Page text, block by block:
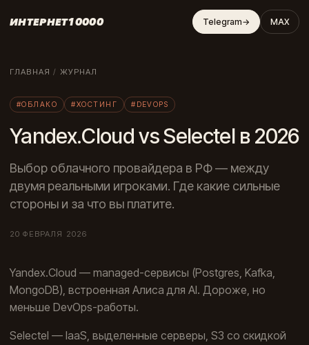
ИНТЕРНЕТ10000 Telegram→ MAX
ГЛАВНАЯ / ЖУРНАЛ
#ОБЛАКО #ХОСТИНГ #DEVOPS
Yandex.Cloud vs Selectel в 2026
Выбор облачного провайдера в РФ — между
двумя реальными игроками. Где какие сильные
стороны и за что вы платите.
20 ФЕВРАЛЯ 2026
Yandex.Cloud — managed-сервисы (Postgres, Kafka,
MongoDB), встроенная Алиса для AI. Дороже, но
меньше DevOps-работы.
Selectel — IaaS, выделенные серверы, S3 со скидкой